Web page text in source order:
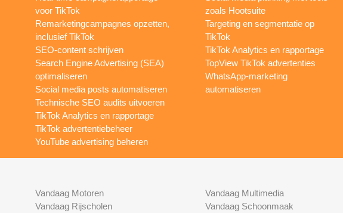
voor TikTok
Remarketingcampagnes opzetten,
inclusief TikTok
SEO-content schrijven
Search Engine Advertising (SEA)
optimaliseren
Social media posts automatiseren
Technische SEO audits uitvoeren
TikTok Analytics en rapportage
TikTok advertentiebeheer
YouTube advertising beheren
zoals Hootsuite
Targeting en segmentatie op
TikTok
TikTok Analytics en rapportage
TopView TikTok advertenties
WhatsApp-marketing
automatiseren
Vandaag Motoren
Vandaag Rijscholen
Vandaag Multimedia
Vandaag Schoonmaak